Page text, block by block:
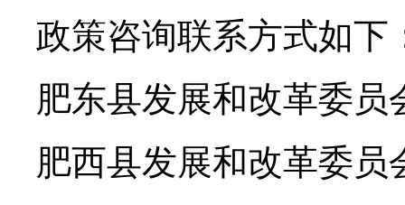
政策咨询联系方式如下
肥东县发展和改革委
肥西县发展和改革委